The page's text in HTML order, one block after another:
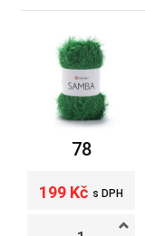
78
199 Kč s DPH